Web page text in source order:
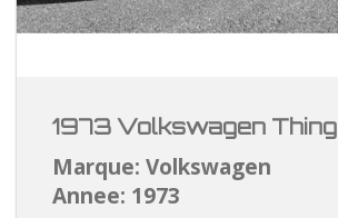
1973 Volkswagen Thing
Marque: Volkswagen
Annee: 1973